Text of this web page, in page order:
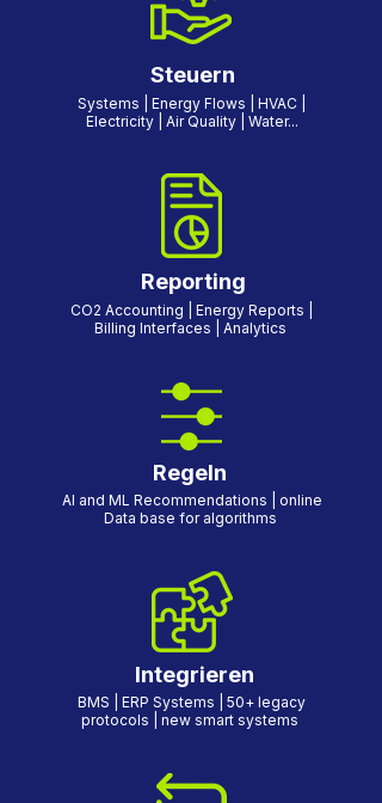
Steuern
Systems | Energy Flows | HVAC |
Electricity | Air Quality | Water...
Reporting
CO2 Accounting | Energy Reports |
Billing Interfaces | Analytics
Regeln
AI and ML Recommendations | online
Data base for algorithms
Integrieren
BMS | ERP Systems | 50+ legacy
protocols | new smart systems